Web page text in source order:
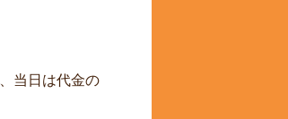
当日は代金の